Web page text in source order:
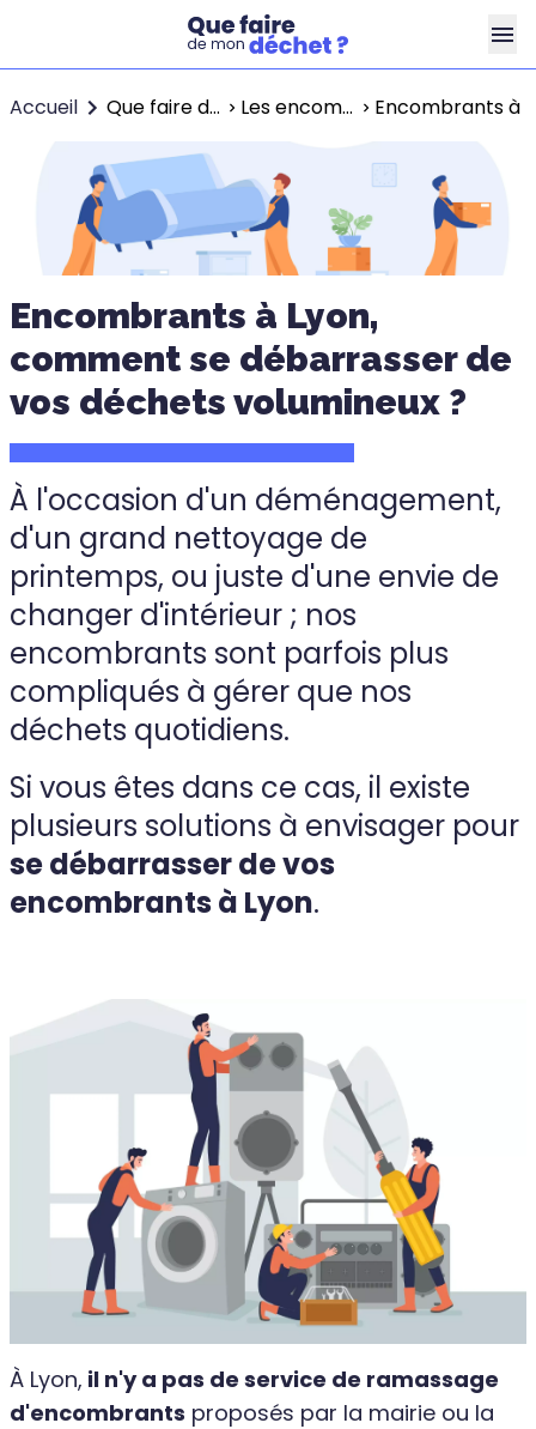
Accueil Que faire de mes déchets ? Les encombrants dans ma ville Encombrants à
Encombrants à Lyon,
comment se débarrasser de
vos déchets volumineux ?
À l'occasion d'un déménagement,
d'un grand nettoyage de
printemps, ou juste d'une envie de
changer d'intérieur ; nos
encombrants sont parfois plus
compliqués à gérer que nos
déchets quotidiens.
Si vous êtes dans ce cas, il existe
plusieurs solutions à envisager pour
se débarrasser de vos
encombrants à Lyon.
À Lyon, il n'y a pas de service de ramassage
d'encombrants proposés par la mairie ou la